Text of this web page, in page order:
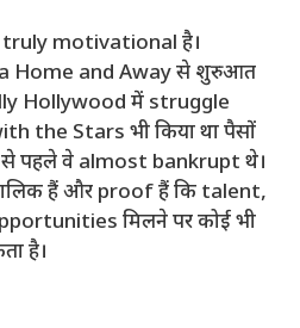
truly motivational है।
Home and Away से शुरुआत
Hollywood में struggle
the Stars भी किया था पैसों
पहले वे almost bankrupt थे।
हैं और proof हैं कि talent,
मिलने पर कोई भी
है।